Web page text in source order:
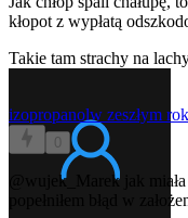
kłopot z wypłatą
Takie tam strachy na
izopropanolw zeszłym
0
@wujek_Marek jak
popełniłem błąd w